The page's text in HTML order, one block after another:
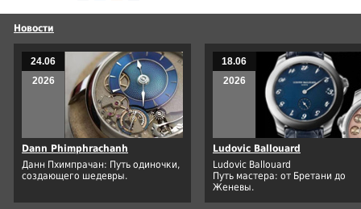
Новости
24.06
2026
Dann Phimphrachanh
Данн Пхимпрачан: Путь одиночки,
создающего шедевры.
18.06
2026
Ludovic Ballouard
Ludovic Ballouard
Путь мастера: от Бретани до
Женевы.